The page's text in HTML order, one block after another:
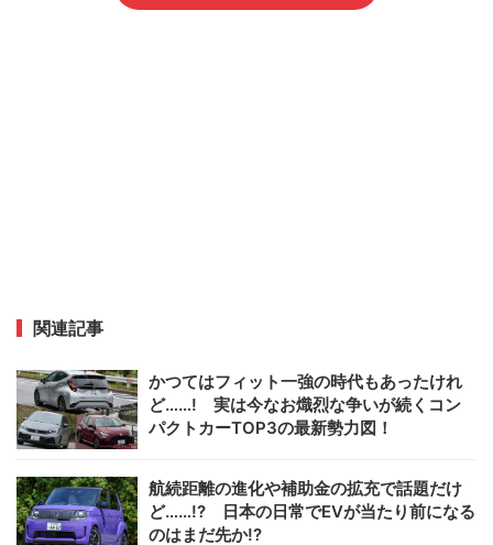
関連記事
かつてはフィット一強の時代もあったけれ
ど……! 実は今なお熾烈な争いが続くコン
パクトカーTOP3の最新勢力図！
航続距離の進化や補助金の拡充で話題だけ
ど……!? 日本の日常でEVが当たり前になる
のはまだ先か!?